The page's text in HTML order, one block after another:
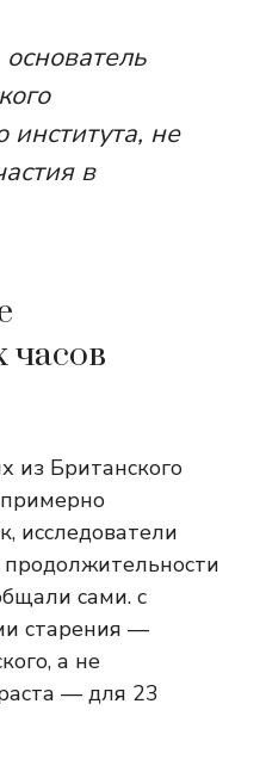
института, не
в
часов
из Британского
исследователи
сами. с
старения —
а не
— для 23